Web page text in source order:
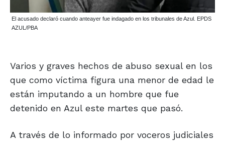
El acusado declaró cuando anteayer fue indagado en los tribunales de Azul. EPDS
AZUL/PBA
Varios y graves hechos de abuso sexual en los
que como víctima figura una menor de edad le
están imputando a un hombre que fue
detenido en Azul este martes que pasó.
A través de lo informado por voceros judiciales